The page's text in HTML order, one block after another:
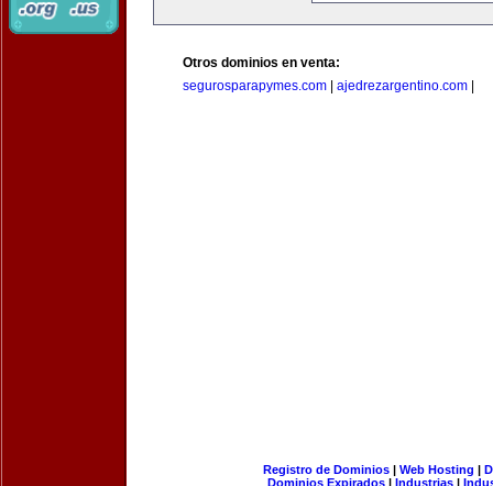
Otros dominios en venta:
segurosparapymes.com
ajedrezargentino.com
Registro de Dominios| Web Hosting |
Dominios Expirados | Industrias |